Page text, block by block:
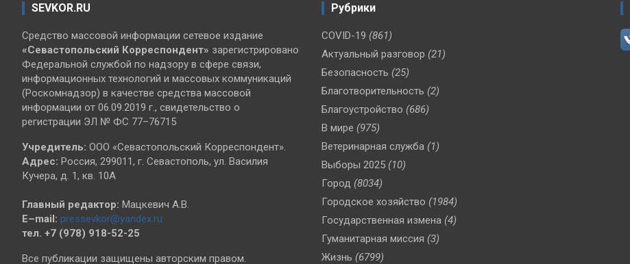
SEVKOR.RU
Средство массовой информации сетевое издание
«Севастопольский Корреспондент» зарегистрировано
Федеральной службой по надзору в сфере связи,
информационных технологий и массовых коммуникаций
(Роскомнадзор) в качестве средства массовой
информации от 06.09.2019 г., свидетельство о
регистрации ЭЛ № ФС 77–76715
Учредитель: ООО «Севастопольский Корреспондент».
Адрес: Россия, 299011, г. Севастополь, ул. Василия
Кучера, д. 1, кв. 10А
Главный редактор: Мацкевич А.В.
E–mail: pressevkor@yandex.ru
тел. +7 (978) 918-52-25
Все публикации защищены авторским правом.
Рубрики
COVID-19 (861)
Актуальный разговор (21)
Безопасность (25)
Благотворительность (2)
Благоустройство (686)
В мире (975)
Ветеринарная служба (1)
Выборы 2025 (10)
Город (8034)
Городское хозяйство (1984)
Государственная измена (4)
Гуманитарная миссия (3)
Жизнь (6799)